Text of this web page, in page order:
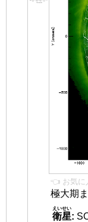
👈 お気に
極大期
衛星
えいせい
: